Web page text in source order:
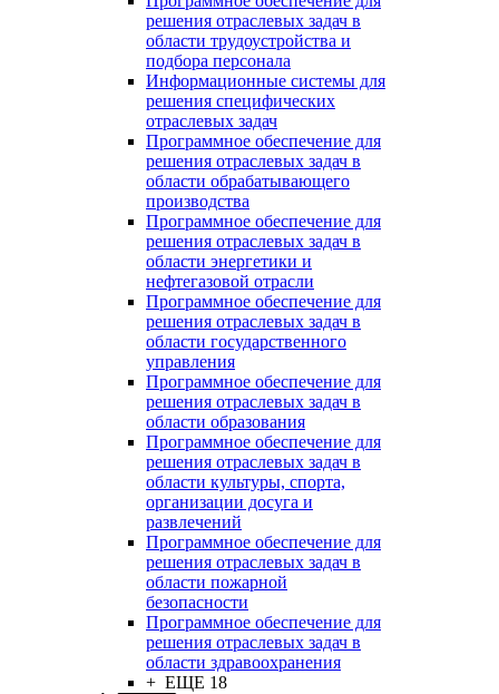
решения отраслевых задач в
области трудоустройства и
подбора персонала
Информационные системы для
решения специфических
отраслевых задач
Программное обеспечение для
решения отраслевых задач в
области обрабатывающего
производства
Программное обеспечение для
решения отраслевых задач в
области энергетики и
нефтегазовой отрасли
Программное обеспечение для
решения отраслевых задач в
области государственного
управления
Программное обеспечение для
решения отраслевых задач в
области образования
Программное обеспечение для
решения отраслевых задач в
области культуры, спорта,
организации досуга и
развлечений
Программное обеспечение для
решения отраслевых задач в
области пожарной
безопасности
Программное обеспечение для
решения отраслевых задач в
области здравоохранения
+ ЕЩЕ 18